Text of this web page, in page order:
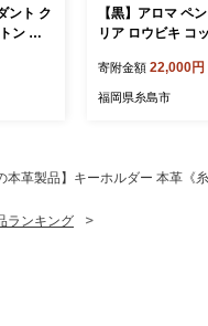
ント ク
ン 紐
【黒】アロマ ペ
リア ロウビキ コ
[ADB001-1]
寄附金額 22,000円
福岡県糸島市
本革製品】キーホルダー 本革《
ランキング